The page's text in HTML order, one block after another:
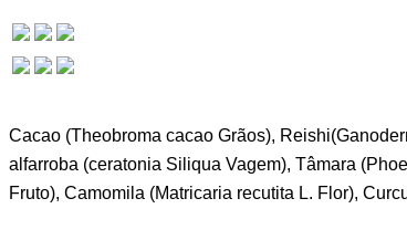
Cacao (Theobroma cacao Grãos),
alfarroba (ceratonia Siliqua Vagem), Tâmara
Fruto), Camomila (Matricaria recutita L. Flor),